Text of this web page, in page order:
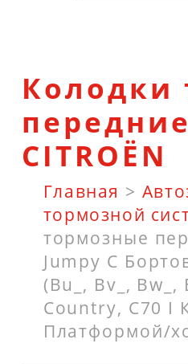
Колодки
CITROËN
Главная >
тормозной
тормозные
Jumpy C
(Bu_, Bv_,
Country, C70 I
Платформой/